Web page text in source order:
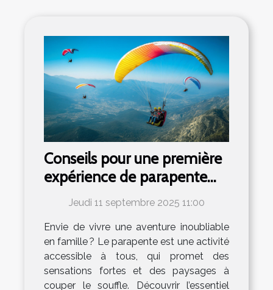
Conseils pour une première
expérience de parapente
familial réussie
Jeudi 11 septembre 2025 11:00
Envie de vivre une aventure inoubliable
en famille ? Le parapente est une activité
accessible à tous, qui promet des
sensations fortes et des paysages à
couper le souffle. Découvrir l’essentiel